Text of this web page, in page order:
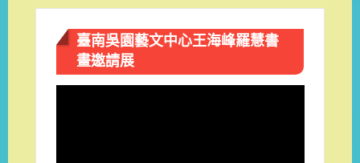
臺南吳園藝文中心王海峰羅慧書
畫邀請展